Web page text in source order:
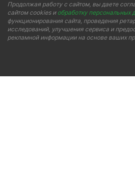
Продолжая работу с сайтом, вы даете
сайтом cookies и обработку персональных
функционирования сайта, проведения
исследований, улучшения сервиса и
рекламной информации на основе ваших